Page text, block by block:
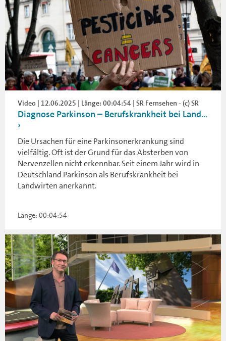
Video | 12.06.2025 | Länge: 00:04:54 | SR Fernsehen - (c) SR
Diagnose Parkinson – Berufskrankheit bei Land...
Die Ursachen für eine Parkinsonerkrankung sind
vielfältig. Oft ist der Grund für das Absterben von
Nervenzellen nicht erkennbar. Seit einem Jahr wird in
Deutschland Parkinson als Berufskrankheit bei
Landwirten anerkannt.
Länge: 00:04:54